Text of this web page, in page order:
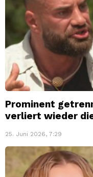
Prominent
verliert wieder
25. Juni 2026, 7:29